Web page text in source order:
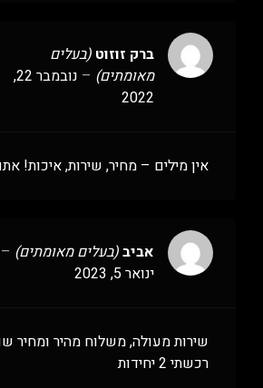
ברק זוזוט (בעלים
מאומתים) –
נובמבר 22,
2022
אין מילים – מחיר, שירות, איכות!
אביב(בעלים מאומתים) –
ינואר 5, 2023
שירות מעולה, משלוח מהיר ומחיר
רכשתי 2 יחידות